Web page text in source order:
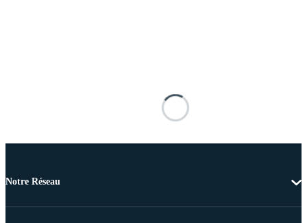
Notre Réseau